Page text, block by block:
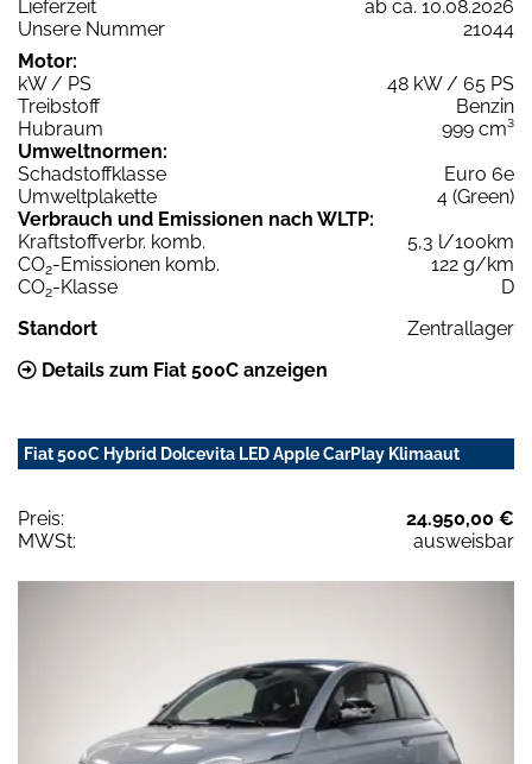
Lieferzeit
ab ca. 10.08.2026
Unsere Nummer
21044
Motor:
kW / PS
48 kW / 65 PS
Treibstoff
Benzin
Hubraum
999 cm³
Umweltnormen:
Schadstoffklasse
Euro 6e
Umweltplakette
4 (Green)
Verbrauch und Emissionen nach WLTP:
Kraftstoffverbr. komb.
5,3 l/100km
CO2-Emissionen komb.
122 g/km
CO2-Klasse
D
Standort
Zentrallager
Details zum Fiat 500C anzeigen
Fiat 500C Hybrid Dolcevita LED Apple CarPlay Klimaaut
Preis:
24.950,00 €
MWSt:
ausweisbar